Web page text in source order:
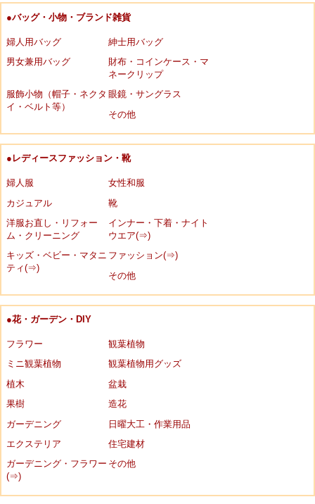
●バッグ・小物・ブランド雑貨
婦人用バッグ
紳士用バッグ
男女兼用バッグ
財布・コインケース・マ
ネークリップ
服飾小物（帽子・ネクタ
イ・ベルト等）
眼鏡・サングラス
その他
●レディースファッション・靴
婦人服
女性和服
カジュアル
靴
洋服お直し・リフォー
ム・クリーニング
インナー・下着・ナイト
ウエア(⇒)
キッズ・ベビー・マタニ
ティ(⇒)
ファッション(⇒)
その他
●花・ガーデン・DIY
フラワー
観葉植物
ミニ観葉植物
観葉植物用グッズ
植木
盆栽
果樹
造花
ガーデニング
日曜大工・作業用品
エクステリア
住宅建材
ガーデニング・フラワー
(⇒)
その他